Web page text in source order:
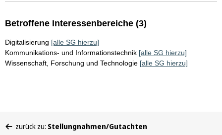
Betroffene Interessenbereiche (3)
Digitalisierung [alle SG hierzu]
Kommunikations- und Informationstechnik [alle SG hierzu]
Wissenschaft, Forschung und Technologie [alle SG hierzu]
befinden
zurück zu: Stellungnahmen/Gutachten